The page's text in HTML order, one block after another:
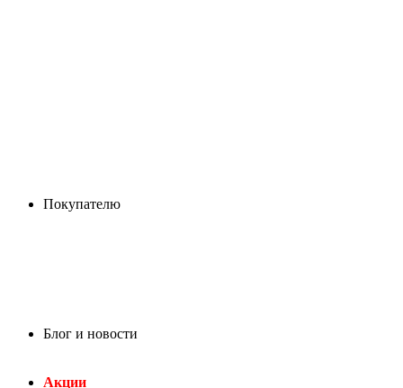
Покупателю
Блог и новости
Акции